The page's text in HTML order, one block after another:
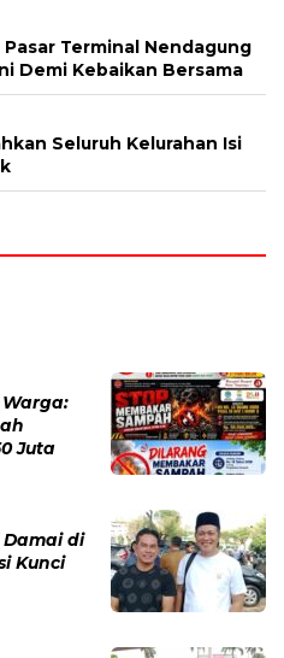
Terminal Nendagung
Demi Kebaikan Bersama
Seluruh Kelurahan Isi
Juta
Damai di
Kunci